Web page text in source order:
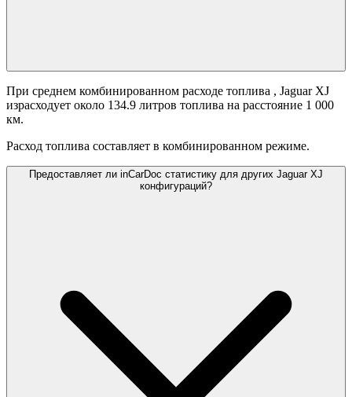
При среднем комбинированном расходе топлива , Jaguar XJ
израсходует около 134.9 литров топлива на расстояние 1 000
км.
Расход топлива составляет в комбинированном режиме.
Предоставляет ли inCarDoc статистику для других Jaguar XJ
конфигураций?